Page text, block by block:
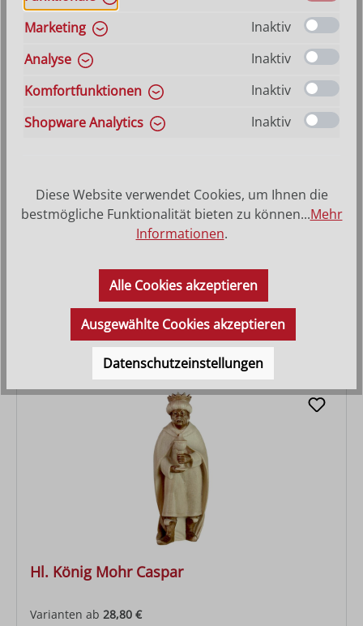
Regulärer Preis:
54,30 €
Varianten ab27,90 €
Regulärer Preis:
Hl. König Mohr Caspar
Varianten ab 28,80 €
Marketing
Inaktiv
Analyse
Inaktiv
Komfortfunktionen
Inaktiv
Shopware Analytics
Inaktiv
Diese Website verwendet Cookies, um Ihnen die
bestmögliche Funktionalität bieten zu können...Mehr
Informationen.
Alle Cookies akzeptieren
Ausgewählte Cookies akzeptieren
Datenschutzeinstellungen